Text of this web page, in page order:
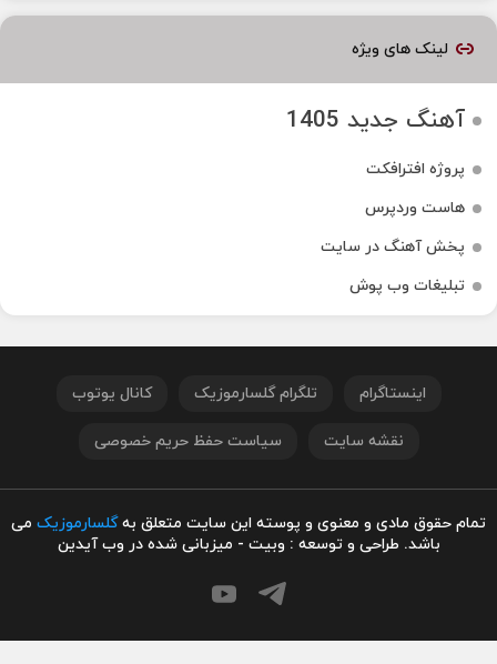
لینک های ویژه
آهنگ جدید 1405
پروژه افترافکت
هاست وردپرس
پخش آهنگ در سایت
تبلیغات وب پوش
اینستاگرام تلگرام گلسارموزیک کانال یوتوب
نقشه سایت سیاست حفظ حریم خصوصی
تمام حقوق مادی و معنوی و پوسته این سایت متعلق بهگلسارموزیک می
باشد. طراحی و توسعه : وبیت - میزبانی شده در وب آیدین